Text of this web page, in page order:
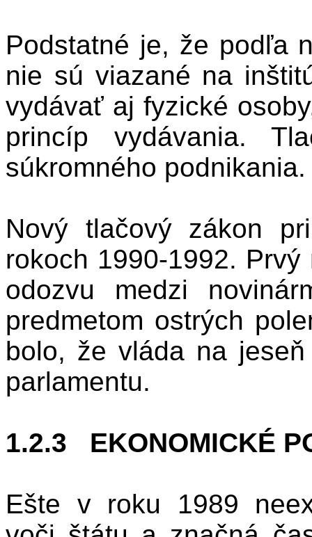
Podstatné je, že podľa
nie sú viazané na
vydávať aj fyzické
princíp vydávania.
súkromného podnikania.
Nový tlačový zákon
rokoch 1990-1992.
odozvu medzi
predmetom ostrých
bolo, že vláda na
parlamentu.
1.2.3 EKONOMICKÉ
Ešte v roku 1989